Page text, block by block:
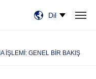
Dil
İŞLEMI: GENEL BIR BAKIŞ